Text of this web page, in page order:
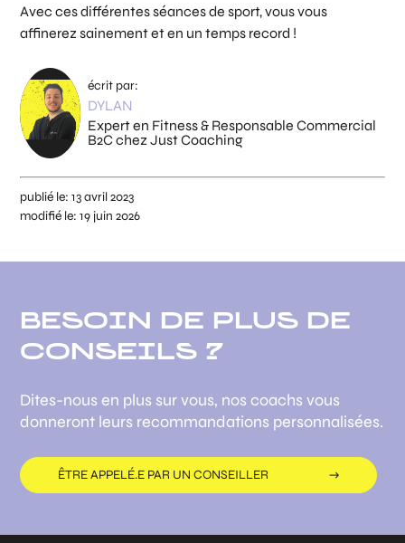
Avec ces différentes séances de sport, vous vous
affinerez sainement et en un temps record !
écrit par:
DYLAN
Expert en Fitness & Responsable Commercial
B2C chez Just Coaching
publié le:13 avril 2023
modifié le:19 juin 2026
BESOIN DE PLUS DE
CONSEILS ?
Dites-nous en plus sur vous, nos coachs vous
donneront leurs recommandations personnalisées.
ÊTRE APPELÉ.E PAR UN CONSEILLER